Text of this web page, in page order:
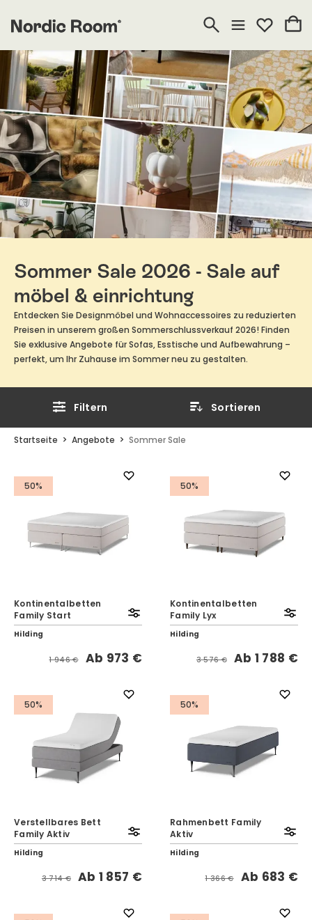
Sommer Sale 2026 - Sale auf
möbel & einrichtung
Entdecken Sie Designmöbel und Wohnaccessoires zu reduzierten
Preisen in unserem großen Sommerschlussverkauf 2026! Finden
Sie exklusive Angebote für Sofas, Esstische und Aufbewahrung –
perfekt, um Ihr Zuhause im Sommer neu zu gestalten.
Filtern Sortieren
Startseite Angebote Sommer Sale
50%
Kontinentalbetten
Family Start
Hilding
1 946 € Ab 973 €
50%
Kontinentalbetten
Family Lyx
Hilding
3 576 € Ab 1 788 €
50%
Verstellbares Bett
Family Aktiv
Hilding
3 714 € Ab 1 857 €
50%
Rahmenbett Family
Aktiv
Hilding
1 366 € Ab 683 €